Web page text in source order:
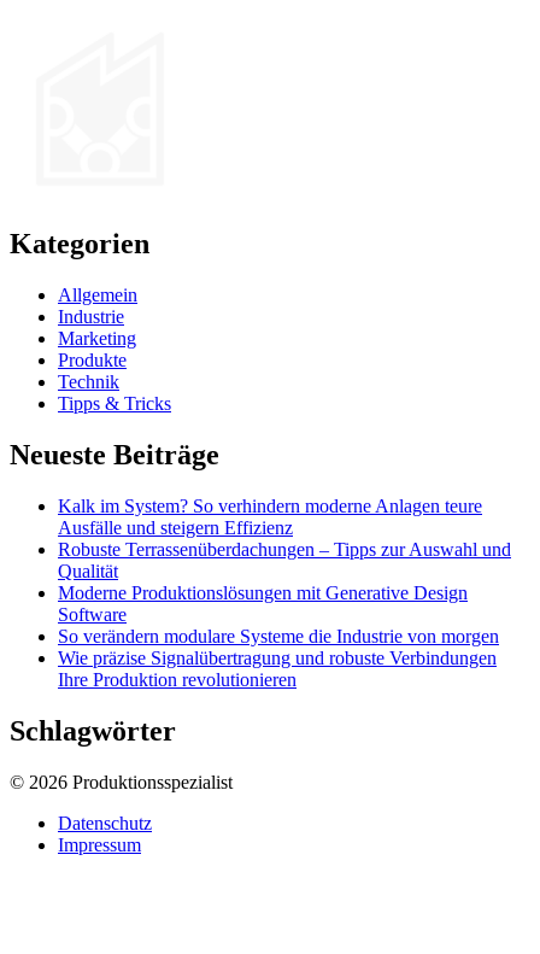
Kategorien
Allgemein
Industrie
Marketing
Produkte
Technik
Tipps & Tricks
Neueste Beiträge
Kalk im System? So verhindern moderne Anlagen teure
Ausfälle und steigern Effizienz
Robuste Terrassenüberdachungen – Tipps zur Auswahl und
Qualität
Moderne Produktionslösungen mit Generative Design
Software
So verändern modulare Systeme die Industrie von morgen
Wie präzise Signalübertragung und robuste Verbindungen
Ihre Produktion revolutionieren
Schlagwörter
© 2026 Produktionsspezialist
Datenschutz
Impressum